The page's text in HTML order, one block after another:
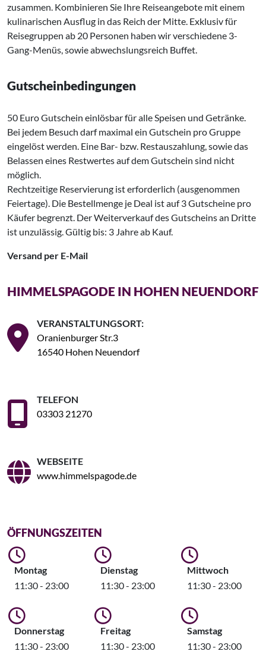
zusammen. Kombinieren Sie Ihre Reiseangebote mit einem
kulinarischen Ausflug in das Reich der Mitte. Exklusiv für
Reisegruppen ab 20 Personen haben wir verschiedene 3-
Gang-Menüs, sowie abwechslungsreich Buffet.
Gutscheinbedingungen
50 Euro Gutschein einlösbar für alle Speisen und Getränke.
Bei jedem Besuch darf maximal ein Gutschein pro Gruppe
eingelöst werden. Eine Bar- bzw. Restauszahlung, sowie das
Belassen eines Restwertes auf dem Gutschein sind nicht
möglich.
Rechtzeitige Reservierung ist erforderlich (ausgenommen
Feiertage). Die Bestellmenge je Deal ist auf 3 Gutscheine pro
Käufer begrenzt. Der Weiterverkauf des Gutscheins an Dritte
ist unzulässig. Gültig bis: 3 Jahre ab Kauf.
Versand per E-Mail
HIMMELSPAGODE IN HOHEN NEUENDORF
VERANSTALTUNGSORT:
Oranienburger Str.3
16540 Hohen Neuendorf
TELEFON
03303 21270
WEBSEITE
www.himmelspagode.de
ÖFFNUNGSZEITEN
Montag
11:30 - 23:00
Dienstag
11:30 - 23:00
Mittwoch
11:30 - 23:00
Donnerstag
11:30 - 23:00
Freitag
11:30 - 23:00
Samstag
11:30 - 23:00